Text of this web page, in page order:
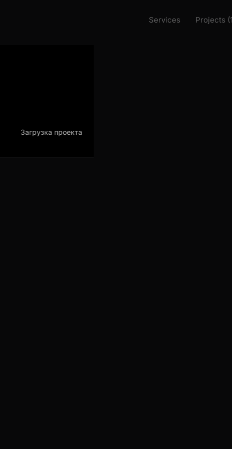
Services Projects
Загрузка проекта